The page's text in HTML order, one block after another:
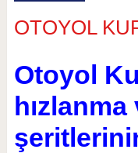
OTOYOL
Otoyol